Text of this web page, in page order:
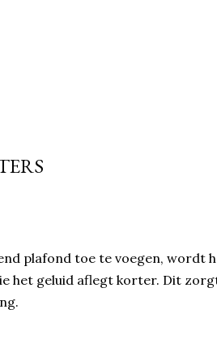
plafond toe te voegen, wordt
het geluid aflegt korter. Dit